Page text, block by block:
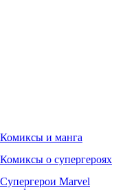
Комиксы и манга
Комиксы о супергероях
Супергерои Marvel